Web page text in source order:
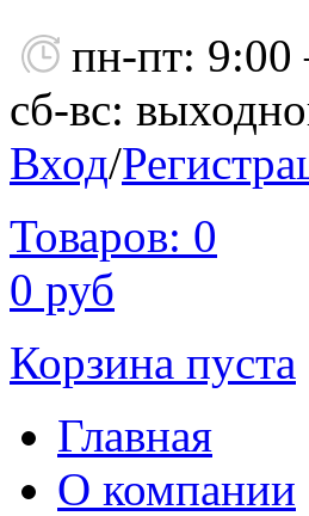
пн-пт: 9:00
сб-вс:
Вход/
Товаров: 0
0 руб
Корзина пуста
Главная
О компании